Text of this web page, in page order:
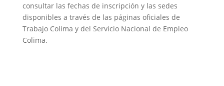
consultar las fechas de inscripción y las sedes
disponibles a través de las páginas oficiales de
Trabajo Colima y del Servicio Nacional de Empleo
Colima.